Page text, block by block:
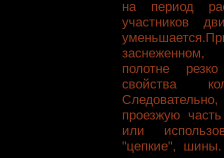
на период
участников
заснеженном,
полотне
свойства
проезжую
или
"цепкие",